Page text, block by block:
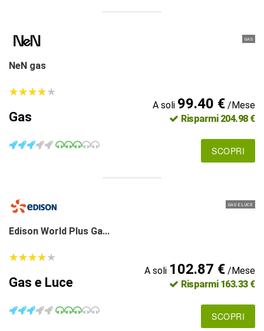
GAS
NeN gas
★★★★★
★★★★★
Gas
A soli 99.40 €/Mese
Risparmi 204.98 €
SCOPRI
GAS E LUCE
Edison World Plus Ga...
★★★★★
★★★★★
Gas e Luce
A soli 102.87 €/Mese
Risparmi 163.33 €
SCOPRI